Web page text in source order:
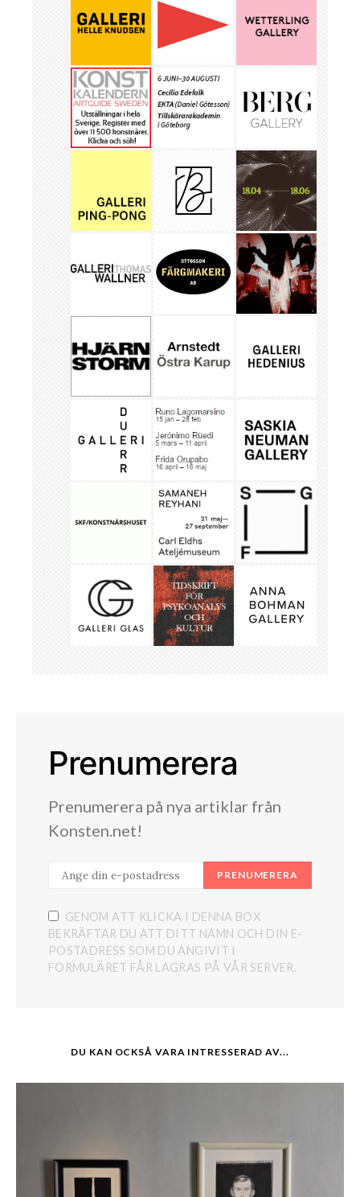
Prenumerera
Prenumerera på nya artiklar från
Konsten.net!
PRENUMERERA
GENOM ATT KLICKA I DENNA BOX
BEKRÄFTAR DU ATT DITT NAMN OCH DIN E-
POSTADRESS SOM DU ANGIVIT I
FORMULÄRET FÅR LAGRAS PÅ VÅR SERVER.
DU KAN OCKSÅ VARA INTRESSERAD AV...